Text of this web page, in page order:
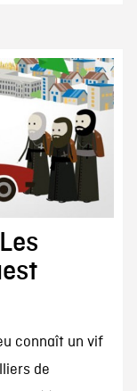
connaît un vif
de